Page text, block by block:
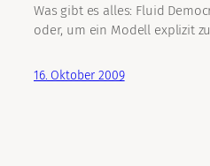
Was gibt es alles: Fluid
oder, um ein Modell explizit
16. Oktober 2009